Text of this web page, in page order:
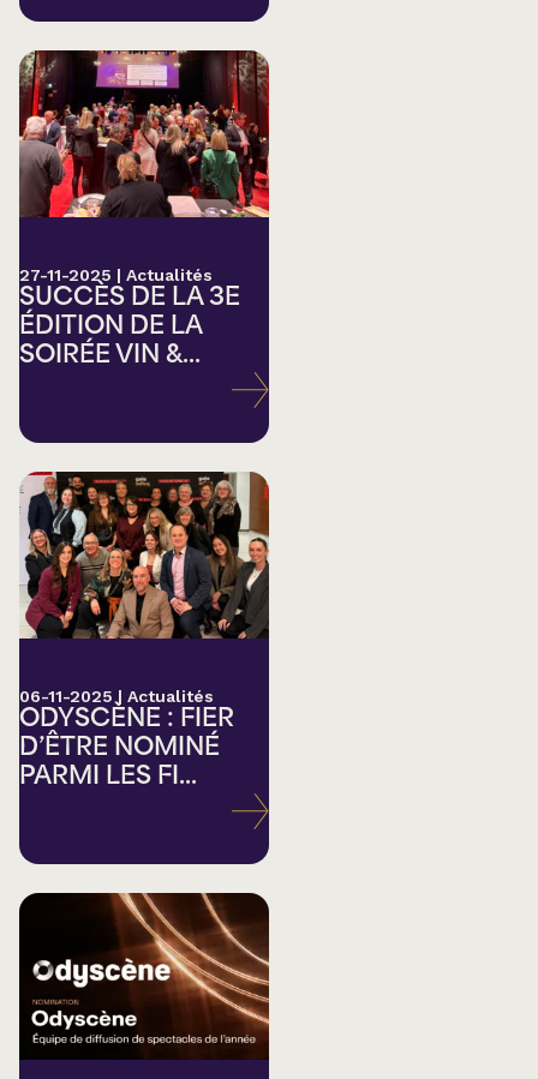
27-11-2025 | Actualités
SUCCÈS DE LA 3E
ÉDITION DE LA
SOIRÉE VIN &...
06-11-2025 | Actualités
ODYSCÈNE : FIER
D’ÊTRE NOMINÉ
PARMI LES FI...